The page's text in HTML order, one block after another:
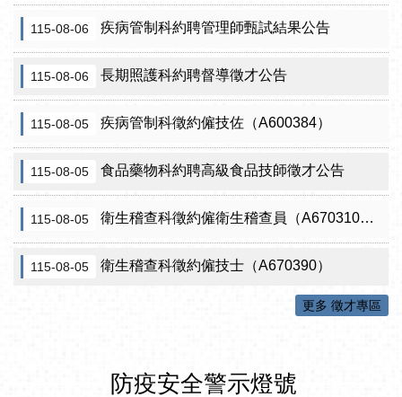
115-08-06 疾病管制科約聘管理師甄試結果公告
115-08-06 長期照護科約聘督導徵才公告
115-08-05 疾病管制科徵約僱技佐（A600384）
115-08-05 食品藥物科約聘高級食品技師徵才公告
115-08-05 衛生稽查科徵約僱衛生稽查員（A670310）（需具原住民證明）
115-08-05 衛生稽查科徵約僱技士（A670390）
更多 徵才專區
防疫安全警示燈號